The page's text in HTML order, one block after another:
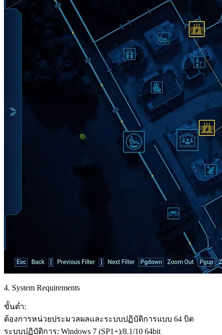
4. System Requirements
ขั้นต่ำ:
ต้องการหน่วยประมวลผลและระบบปฏิบัติการแบบ 64 บิต
ระบบปฏิบัติการ: Windows 7 (SP1+)/8.1/10 64bit